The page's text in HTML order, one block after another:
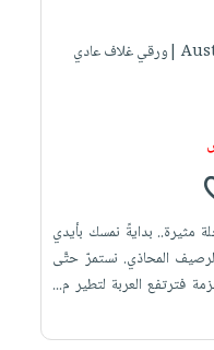
مثيرة.. بدايةً نمسك بأيدي
المحاذي. نستمرّ حتَّى
فترتفع العربة لتطير م...